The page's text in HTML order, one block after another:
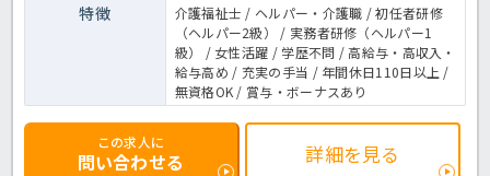
特徴
介護福祉士 / ヘルパー・介護職 / 初任者研修
（ヘルパー2級） / 実務者研修（ヘルパー1
級） / 女性活躍 / 学歴不問 / 高給与・高収入・
給与高め / 充実の手当 / 年間休日110日以上 /
無資格OK / 賞与・ボーナスあり
この求人に
問い合わせる 詳細を見る